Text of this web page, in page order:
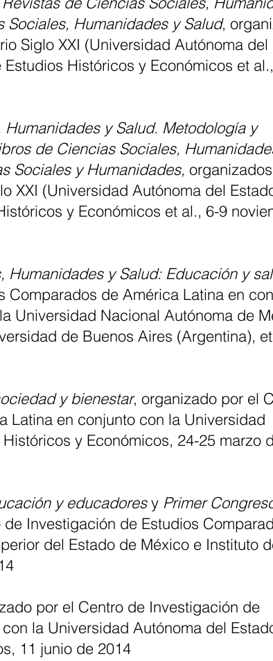
Sociales, Humanidades y Salud,
Siglo XXI (Universidad Autónoma del
Históricos y Económicos et
y Salud. Metodología y
de Ciencias Sociales,
Sociales y Humanidades,
XXI (Universidad Autónoma del
y Económicos et al., 6-9
y Salud: Educación y
de América Latina en
Universidad Nacional Autónoma de
de Buenos Aires (Argentina),
y bienestar, organizado por el
Latina en conjunto con la Universidad
y Económicos, 24-25 marzo
y educadoresy Primer
Investigación de Estudios
del Estado de México e Instituto
por el Centro de Investigación de
la Universidad Autónoma del
11 junio de 2014